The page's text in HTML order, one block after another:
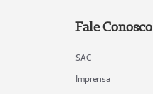
Fale Conosco
SAC
Imprensa